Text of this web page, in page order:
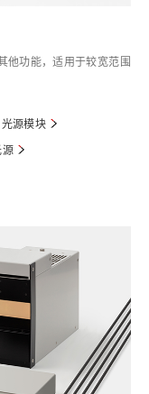
他功能，适用于较宽范围
源模块
源